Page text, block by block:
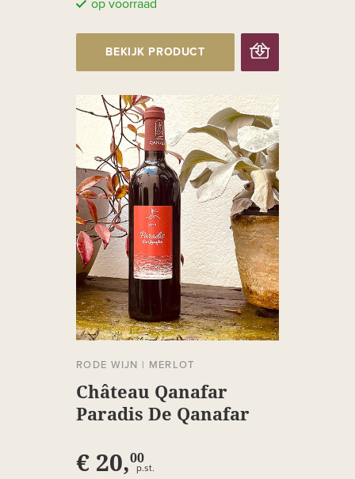
op voorraad
BEKIJK PRODUCT
RODE WIJN | MERLOT
Château Qanafar
Paradis De Qanafar
€ 20,00
p.st.